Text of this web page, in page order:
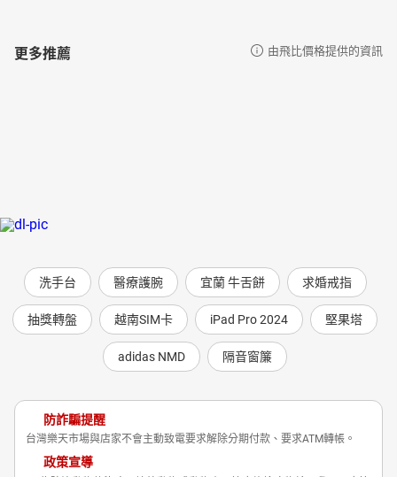
更多推薦 由飛比價格提供的資訊
洗手台 醫療護腕 宜蘭 牛舌餅 求婚戒指
抽獎轉盤 越南SIM卡 iPad Pro 2024 堅果塔
adidas NMD 隔音窗簾
防詐騙提醒
台灣樂天市場與店家不會主動致電要求解除分期付款、要求ATM轉帳。
政策宣導